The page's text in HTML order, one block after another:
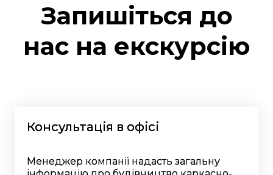
Запишіться до
нас на екскурсію
Консультація в офісі
Менеджер компанії надасть загальну